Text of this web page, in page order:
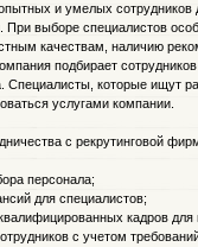
и умелых сотрудников
При выборе специалистов
качествам, наличию
подбирает
Специалисты, которые ищут
услугами компании.
с рекрутинговой
персонала;
для специалистов;
кадров для
с учетом